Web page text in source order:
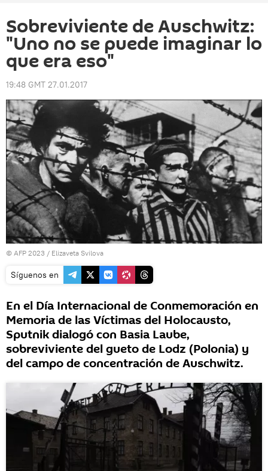
Sobreviviente de Auschwitz:
"Uno no se puede imaginar lo
que era eso"
19:48 GMT 27.01.2017
© AFP 2023 / Elizaveta Svilova
Síguenos en
En el Día Internacional de Conmemoración en
Memoria de las Víctimas del Holocausto,
Sputnik dialogó con Basia Laube,
sobreviviente del gueto de Lodz (Polonia) y
del campo de concentración de Auschwitz.